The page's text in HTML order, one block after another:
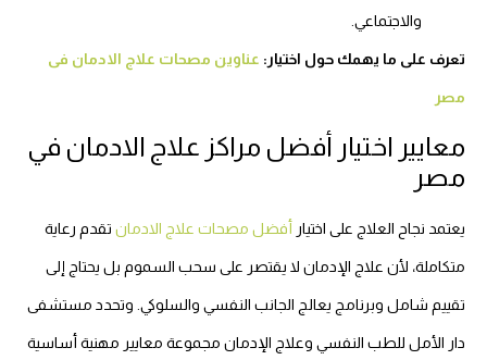
والاجتماعي.
تعرف على ما يهمك حول اختيار: عناوين مصحات علاج الادمان فى
مصر
معايير اختيار أفضل مراكز علاج الادمان في
مصر
يعتمد نجاح العلاج على اختيار أفضل مصحات علاج الادمان تقدم رعاية
متكاملة، لأن علاج الإدمان لا يقتصر على سحب السموم بل يحتاج إلى
تقييم شامل وبرنامج يعالج الجانب النفسي والسلوكي. وتحدد مستشفى
دار الأمل للطب النفسي وعلاج الإدمان مجموعة معايير مهنية أساسية